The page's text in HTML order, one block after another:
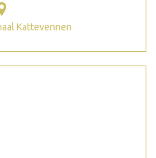
Kattevennen